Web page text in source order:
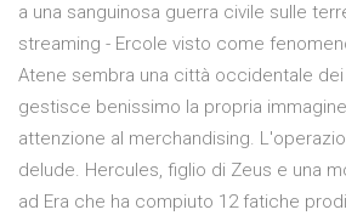
a una sanguinosa guerra civile sulle
streaming - Ercole visto come
Atene sembra una città occidentale dei
gestisce benissimo la propria
attenzione al merchandising.
delude. Hercules, figlio di Zeus e una
ad Era che ha compiuto 12 fatiche